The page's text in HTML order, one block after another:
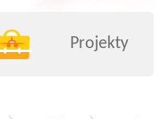
Projekty